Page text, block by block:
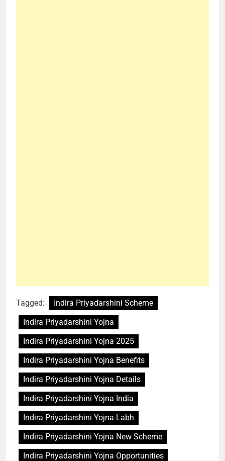
Tagged:
Indira Priyadarshini Scheme
Indira Priyadarshini Yojna
Indira Priyadarshini Yojna 2025
Indira Priyadarshini Yojna Benefits
Indira Priyadarshini Yojna Details
Indira Priyadarshini Yojna India
Indira Priyadarshini Yojna Labh
Indira Priyadarshini Yojna New Scheme
Indira Priyadarshini Yojna Opportunities